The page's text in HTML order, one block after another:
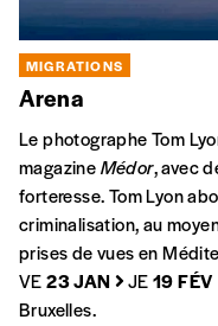
ARTS EN MIGRATION
As Salem Aleykoum
l’identité de l’entre-
aujourd’hui, je me lève
Le